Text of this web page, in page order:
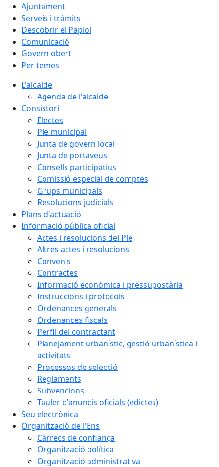
Ajuntament
Serveis i tràmits
Descobrir el Papiol
Comunicació
Govern obert
Per temes
L'alcalde
Agenda de l'alcalde
Consistori
Electes
Ple municipal
Junta de govern local
Junta de portaveus
Consells participatius
Comissió especial de comptes
Grups municipals
Resolucions judicials
Plans d'actuació
Informació pública oficial
Actes i resolucions del Ple
Altres actes i resolucions
Convenis
Contractes
Informació econòmica i pressupostària
Instruccions i protocols
Ordenances generals
Ordenances fiscals
Perfil del contractant
Planejament urbanístic, gestió urbanística i
activitats
Processos de selecció
Reglaments
Subvencions
Tauler d'anuncis oficials (edictes)
Seu electrònica
Organització de l'Ens
Càrrecs de confiança
Organització política
Organització administrativa